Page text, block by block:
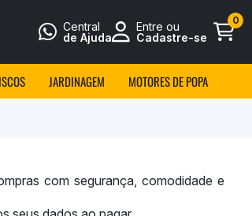
Central
de Ajuda
Entre ou
Cadastre-se
0
JARDINAGEM MOTORES DE POPA
com segurança, comodidade e